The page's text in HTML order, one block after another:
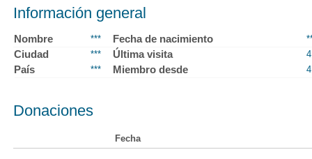
Iniciar sesión
Contáctenos
Información general
Nombre *** Fecha de nacimiento
Ciudad *** Última visita
País *** Miembro desde
Donaciones
Fecha